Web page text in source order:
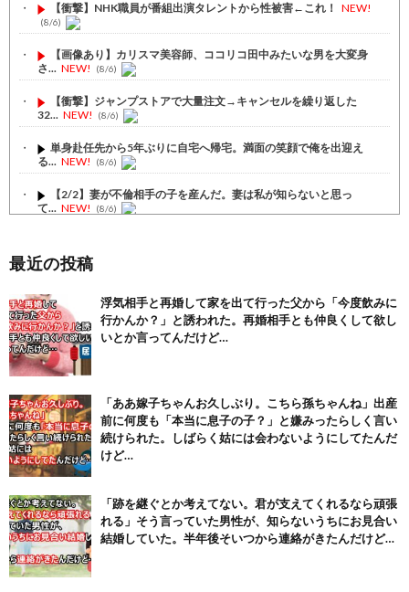
【衝撃】NHK職員が番組出演タレントから性被害←これ！ NEW!
(8/6)
【画像あり】カリスマ美容師、ココリコ田中みたいな男を大変身
さ... NEW! (8/6)
【衝撃】ジャンプストアで大量注文→キャンセルを繰り返した
32... NEW! (8/6)
単身赴任先から5年ぶりに自宅へ帰宅。満面の笑顔で俺を出迎え
る... NEW! (8/6)
【2/2】妻が不倫相手の子を産んだ。妻は私が知らないと思っ
て... NEW! (8/6)
て...
NEW!
舌を絡ませて、唾液交換して── ちゅっちゅしながらの濃厚エッ...
(7/30)
【パリピ孔明】アニオリ場面も高評価「パリピ」続編への期待が高...
【画像】テイルズで一番マ〇コ舐めまわしたい女の子ｗｗｗｗｗ
(6/22)
Powered by livedoor 相互RSS
最近の投稿
浮気相手と再婚して家を出て行った父から「今度飲みに
行かんか？」と誘われた。再婚相手とも仲良くして欲し
いとか言ってんだけど…
「ああ嫁子ちゃんお久しぶり。こちら孫ちゃんね」出産
前に何度も「本当に息子の子？」と嫌みったらしく言い
続けられた。しばらく姑には会わないようにしてたんだ
けど…
「跡を継ぐとか考えてない。君が支えてくれるなら頑張
れる」そう言っていた男性が、知らないうちにお見合い
結婚していた。半年後そいつから連絡がきたんだけど…